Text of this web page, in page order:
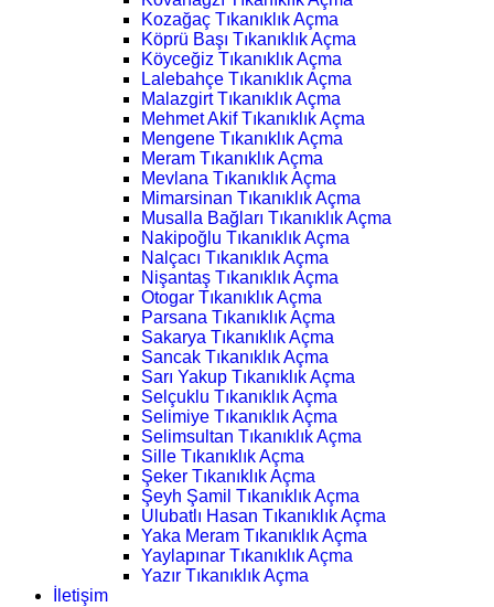
Kozağaç Tıkanıklık Açma
Köprü Başı Tıkanıklık Açma
Köyceğiz Tıkanıklık Açma
Lalebahçe Tıkanıklık Açma
Malazgirt Tıkanıklık Açma
Mehmet Akif Tıkanıklık Açma
Mengene Tıkanıklık Açma
Meram Tıkanıklık Açma
Mevlana Tıkanıklık Açma
Mimarsinan Tıkanıklık Açma
Musalla Bağları Tıkanıklık Açma
Nakipoğlu Tıkanıklık Açma
Nalçacı Tıkanıklık Açma
Nişantaş Tıkanıklık Açma
Otogar Tıkanıklık Açma
Parsana Tıkanıklık Açma
Sakarya Tıkanıklık Açma
Sancak Tıkanıklık Açma
Sarı Yakup Tıkanıklık Açma
Selçuklu Tıkanıklık Açma
Selimiye Tıkanıklık Açma
Selimsultan Tıkanıklık Açma
Sille Tıkanıklık Açma
Şeker Tıkanıklık Açma
Şeyh Şamil Tıkanıklık Açma
Ulubatlı Hasan Tıkanıklık Açma
Yaka Meram Tıkanıklık Açma
Yaylapınar Tıkanıklık Açma
Yazır Tıkanıklık Açma
İletişim